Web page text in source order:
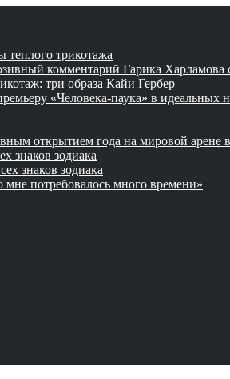
трикотажа
комментарий Гарика
три образа Кайи Гербер
«Человека-паука» в идеальных
открытием года на мировой арене
знаков зодиака
знаков зодиака
потребовалось много времени»